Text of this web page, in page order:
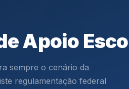
Apoio
sempre o cenário da
regulamentação federal